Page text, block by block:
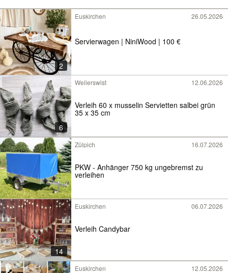
2
Euskirchen 26.05.2026
Servierwagen | NiniWood | 100 €
6
Weilerswist 12.06.2026
Verleih 60 x musselin Servietten salbei grün
35 x 35 cm
Zülpich 16.07.2026
PKW - Anhänger 750 kg ungebremst zu
verleihen
14
Euskirchen 06.07.2026
Verleih Candybar
Euskirchen 12.05.2026